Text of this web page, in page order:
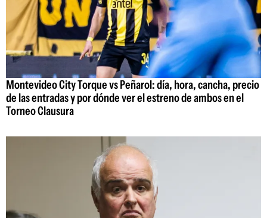
Montevideo City Torque vs Peñarol: día, hora, cancha, precio
de las entradas y por dónde ver el estreno de ambos en el
Torneo Clausura